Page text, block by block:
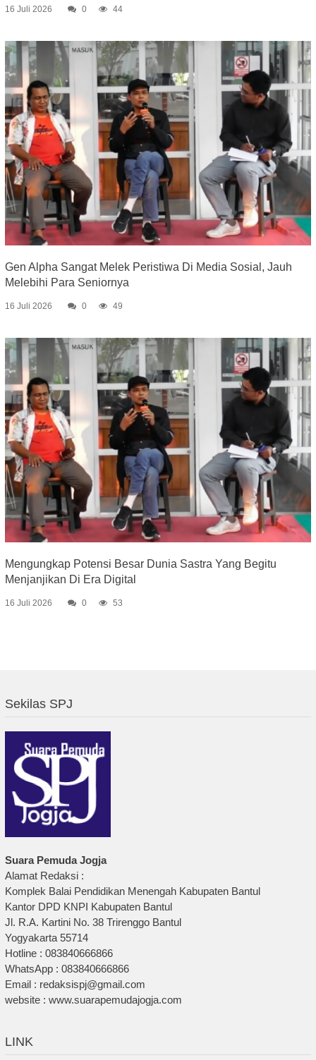
16 Juli 2026 0 44
Gen Alpha Sangat Melek Peristiwa Di Media Sosial, Jauh
Melebihi Para Seniornya
16 Juli 2026 0 49
Mengungkap Potensi Besar Dunia Sastra Yang Begitu
Menjanjikan Di Era Digital
16 Juli 2026 0 53
Sekilas SPJ
Suara Pemuda Jogja
Alamat Redaksi :
Komplek Balai Pendidikan Menengah Kabupaten Bantul
Kantor DPD KNPI Kabupaten Bantul
Jl. R.A. Kartini No. 38 Trirenggo Bantul
Yogyakarta 55714
Hotline : 083840666866
WhatsApp : 083840666866
Email : redaksispj@gmail.com
website : www.suarapemudajogja.com
LINK